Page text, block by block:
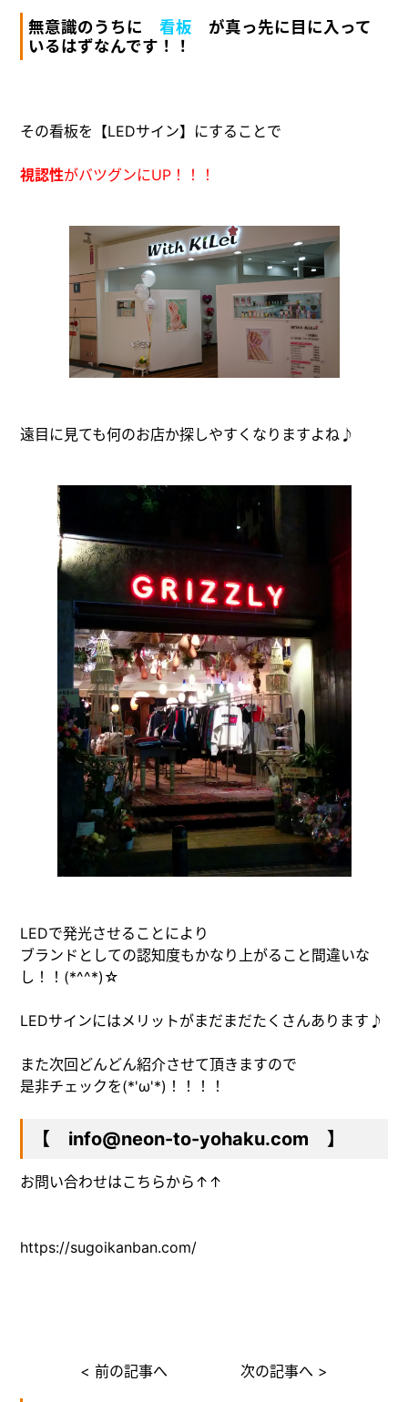
無意識のうちに 看板 が真っ先に目に入って
いるはずなんです！！
その看板を【LEDサイン】にすることで
視認性がバツグンにUP！！！
遠目に見ても何のお店か探しやすくなりますよね♪
LEDで発光させることにより
ブランドとしての認知度もかなり上がること間違いな
し！！(*^^*)☆
LEDサインにはメリットがまだまだたくさんあります♪
また次回どんどん紹介させて頂きますので
是非チェックを(*'ω'*)！！！！
【 info@neon-to-yohaku.com 】
お問い合わせはこちらから↑↑
https://sugoikanban.com/
< 前の記事へ 次の記事へ >